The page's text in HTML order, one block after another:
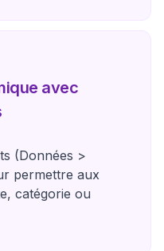
avec
(Données >
permettre aux
catégorie ou